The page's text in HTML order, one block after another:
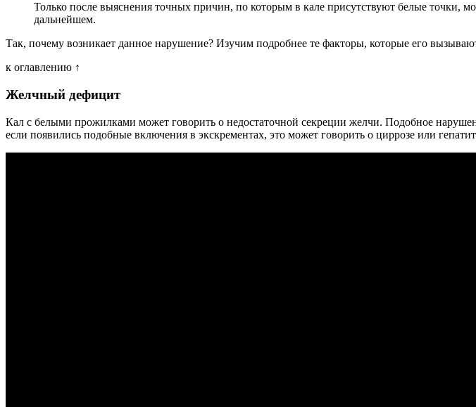
Только после выяснения точных причин, по которым в кале присутствуют белые точки,
дальнейшем.
Так, почему возникает данное нарушение? Изучим подробнее те факторы, которые его
к оглавлению ↑
Желчный дефицит
Кал с белыми прожилками может говорить о недостаточной секреции желчи. Подобное
если появились подобные включения в экскрементах, это может говорить о циррозе или